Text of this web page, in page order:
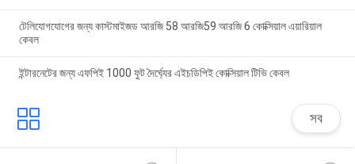
টেলিযোগযোগের জন্য কাস্টমাইজড আরজি 58 আরজি59 আরজি 6 কোক্সিয়াল এয়ারিয়াল
কেবল
ইন্টারনেটের জন্য এফপিই 1000 ফুট দৈর্ঘ্যের এইচডিপিই কোক্সিয়াল টিভি কেবল
সব